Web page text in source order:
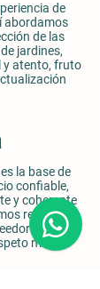
de
abordamos
de las
jardines,
y atento, fruto
la base de
confiable,
y coherente
relaciones
en
mutuo.